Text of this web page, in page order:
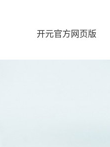
开元官方网页版